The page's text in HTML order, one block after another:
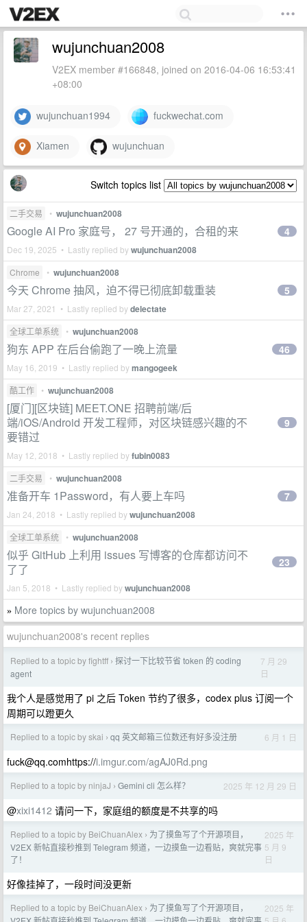
wujunchuan2008
V2EX member #166848, joined on 2016-04-06 16:53:41
+08:00
wujunchuan1994 fuckwechat.com
Xiamen wujunchuan
Switch topics list
二手交易 • wujunchuan2008
Google AI Pro 家庭号， 27 号开通的，合租的来
Dec 19, 2025 • Lastly replied bywujunchuan2008
4
Chrome • wujunchuan2008
今天 Chrome 抽风，迫不得已彻底卸载重装
Mar 27, 2021 • Lastly replied bydelectate
5
全球工单系统 • wujunchuan2008
狗东 APP 在后台偷跑了一晚上流量
May 16, 2019 • Lastly replied bymangogeek
46
酷工作 • wujunchuan2008
[厦门][区块链] MEET.ONE 招聘前端/后
端/iOS/Android 开发工程师，对区块链感兴趣的不
要错过
May 12, 2018 • Lastly replied byfubin0083
9
二手交易 • wujunchuan2008
准备开车 1Password，有人要上车吗
Jan 24, 2018 • Lastly replied bywujunchuan2008
7
全球工单系统 • wujunchuan2008
似乎 GitHub 上利用 issues 写博客的仓库都访问不
了了
Jan 5, 2018 • Lastly replied bywujunchuan2008
23
» More topics by wujunchuan2008
wujunchuan2008's recent replies
Replied to a topic by fightff › 探讨一下比较节省 token 的 coding
agent
7 月 29
日
我个人是感觉用了 pi 之后 Token 节约了很多，codex plus 订阅一个
周期可以蹬更久
Replied to a topic by skai › qq 英文邮箱三位数还有好多没注册 6 月 1 日
fuck@qq.comhttps://i.imgur.com/agAJ0Rd.png
Replied to a topic by ninjaJ › Gemini cli 怎么样？ 2025 年 12 月 29 日
@xixi1412 请问一下，家庭组的额度是不共享的吗
Replied to a topic by BeiChuanAlex › 为了摸鱼写了个开源项目，
V2EX 新帖直接秒推到 Telegram 频道，一边摸鱼一边看贴，爽就完事
了！
2025 年
5 月 9
日
好像挂掉了，一段时间没更新
Replied to a topic by BeiChuanAlex › 为了摸鱼写了个开源项目，
2025 年